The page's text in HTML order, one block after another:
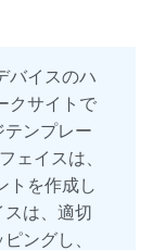
バイスのハ
クサイトで
ンプレー
ェイスは、
トを作成し
スは、適切
ングし、